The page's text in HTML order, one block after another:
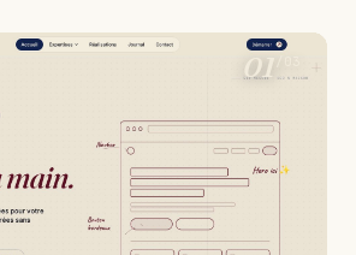
01